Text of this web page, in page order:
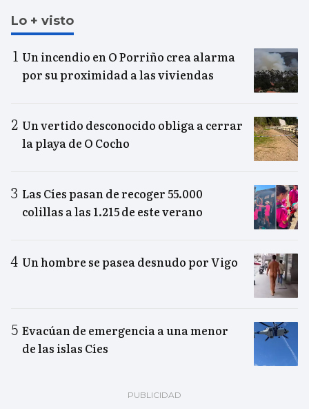
Lo + visto
Un incendio en O Porriño crea alarma
por su proximidad a las viviendas
Un vertido desconocido obliga a cerrar
la playa de O Cocho
Las Cíes pasan de recoger 55.000
colillas a las 1.215 de este verano
Un hombre se pasea desnudo por Vigo
Evacúan de emergencia a una menor
de las islas Cíes